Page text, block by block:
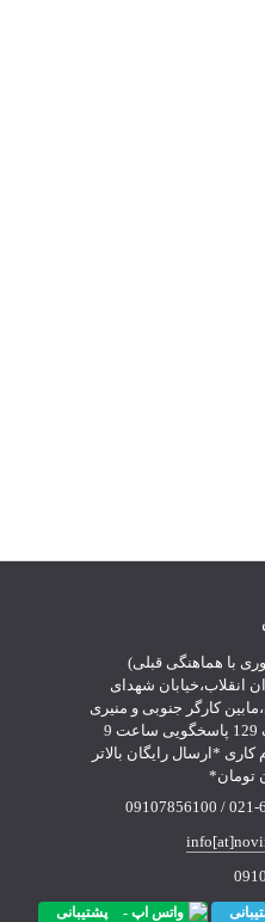
با هماهنگی قبلی)
انقلاب،خیابان شهدای
کارگر جنوبی و منیری
جاوید،پلاک 129 پاسخگویی ساعت 9
ایام کاری *ارسال رایگان بالاتر
021-
پشتیبانی